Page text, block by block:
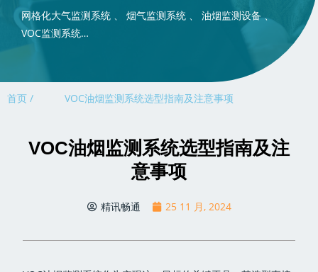
网格化大气监测系统 、 烟气监测系统 、 油烟监测设备 、
VOC监测系统…
首页 / VOC油烟监测系统选型指南及注意事项
VOC油烟监测系统选型指南及注
意事项
精讯畅通 25 11 月, 2024